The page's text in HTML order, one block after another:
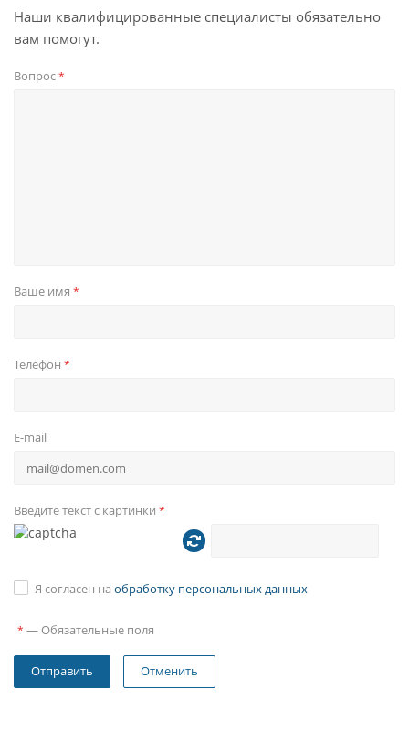
Наши квалифицированные специалисты обязательно
вам помогут.
Вопрос*
Ваше имя *
Телефон *
E-mail
Введите текст с картинки *
Я согласен на обработку персональных данных
* — Обязательные поля
Отменить